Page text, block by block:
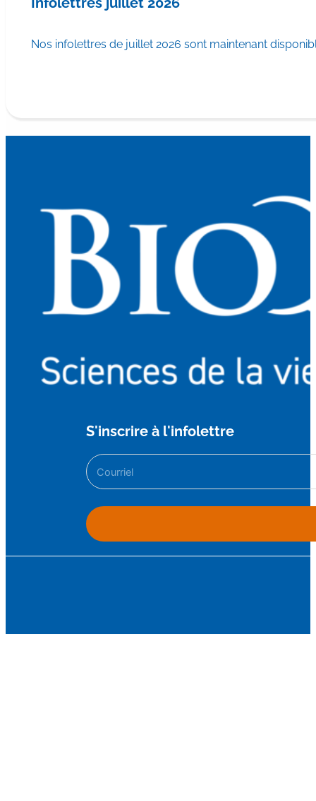
Nos infolettres de juillet 2026 sont maintenant
S'inscrire à l'infolettre